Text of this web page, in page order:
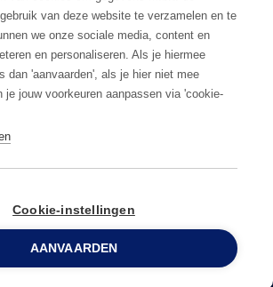
vacants
aux questions
générales Privacy & cookies
Copyright2026Anticimex
0800 96 900
van deze website te verzamelen en te
we onze sociale media, content en
en personaliseren. Als je hiermee
dan 'aanvaarden', als je hier niet mee
je jouw voorkeuren aanpassen via 'cookie-
Cookie-instellingen
AANVAARDEN